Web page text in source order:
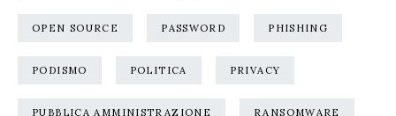
OPEN SOURCE PASSWORD PHISHING
PODISMO POLITICA PRIVACY
PUBBLICA AMMINISTRAZIONE RANSOMWARE